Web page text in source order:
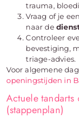
trauma,
Vraag of je een
naar de
Controleer
bevestiging,
triage-advies.
Voor algemene
openingstijden in
Actuele
(stappenplan)